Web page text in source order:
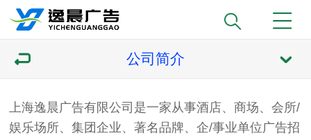
公司简介
上海逸晨广告有限公司是一家从事酒店、商场、会所/
娱乐场所、集团企业、著名品牌、企/事业单位广告招